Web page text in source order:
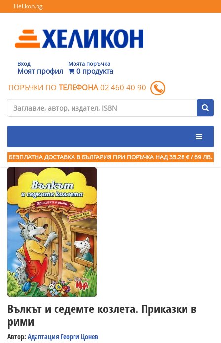
Helikon.bg
Вход
Моят профил
Моята поръчка
0 продукта
ПОРЪЧКИ ПО ТЕЛЕФОНА 02 460 40 90
БЕЗПЛАТНА ДОСТАВКА В БЪЛГАРИЯ ПРИ ПОРЪЧКА НАД 35.28 € / 69 ЛВ.
Вълкът и седемте козлета. Приказки в
рими
Автор: Адаптация Георги Цонев